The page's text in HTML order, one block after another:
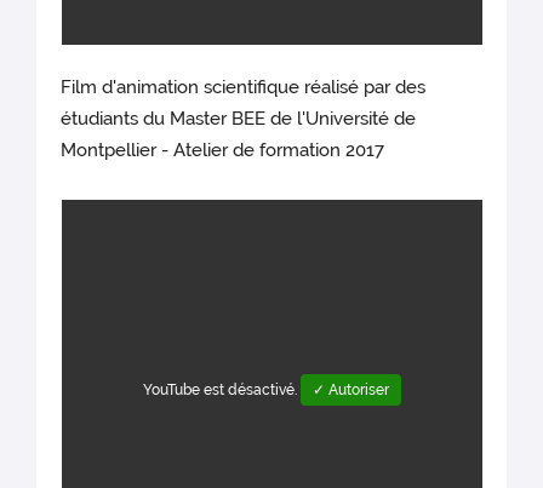
Film d'animation scientifique réalisé par des
étudiants du Master BEE de l'Université de
Montpellier - Atelier de formation 2017
YouTube est désactivé. ✓ Autoriser